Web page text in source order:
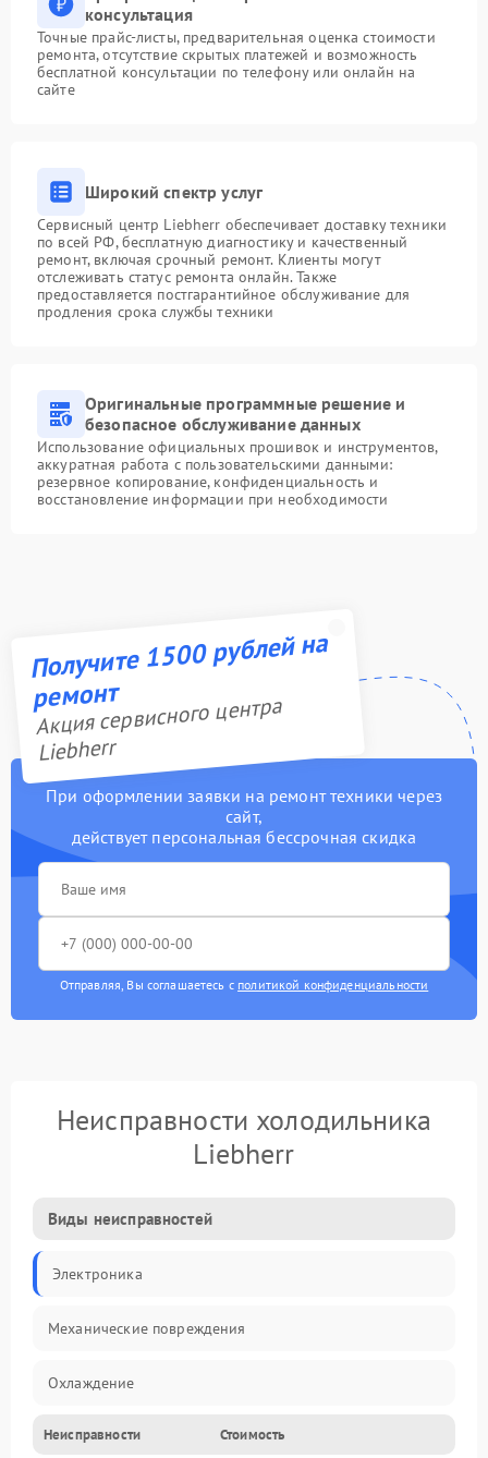
консультация
Точные прайс-листы, предварительная оценка стоимости
ремонта, отсутствие скрытых платежей и возможность
бесплатной консультации по телефону или онлайн на
сайте
Широкий спектр услуг
Сервисный центр Liebherr обеспечивает доставку техники
по всей РФ, бесплатную диагностику и качественный
ремонт, включая срочный ремонт. Клиенты могут
отслеживать статус ремонта онлайн. Также
предоставляется постгарантийное обслуживание для
продления срока службы техники
Оригинальные программные решение и
безопасное обслуживание данных
Использование официальных прошивок и инструментов,
аккуратная работа с пользовательскими данными:
резервное копирование, конфиденциальность и
восстановление информации при необходимости
Получите 1500 рублей на
ремонт
Акция сервисного центра
Liebherr
При оформлении заявки на ремонт техники через
сайт,
действует персональная бессрочная скидка
Отправляя, Вы соглашаетесь с политикой конфиденциальности
Неисправности холодильника
Liebherr
Виды неисправностей
Электроника
Механические повреждения
Охлаждение
Механика
Неисправности Стоимость